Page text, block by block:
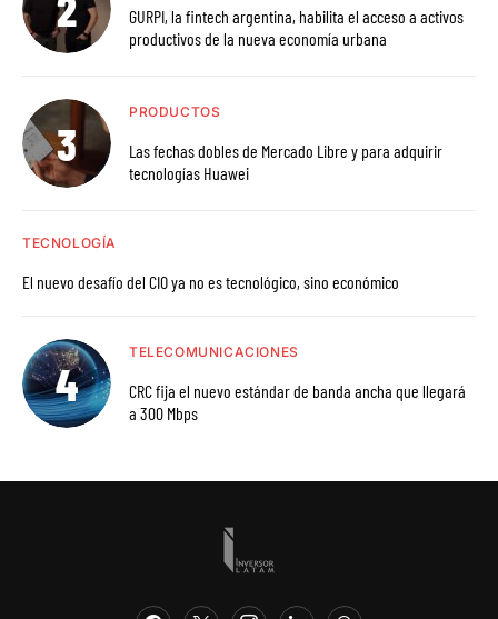
GURPI, la fintech argentina, habilita el acceso a activos
productivos de la nueva economía urbana
PRODUCTOS
Las fechas dobles de Mercado Libre y para adquirir
tecnologías Huawei
TECNOLOGÍA
El nuevo desafío del CIO ya no es tecnológico, sino económico
TELECOMUNICACIONES
CRC fija el nuevo estándar de banda ancha que llegará
a 300 Mbps